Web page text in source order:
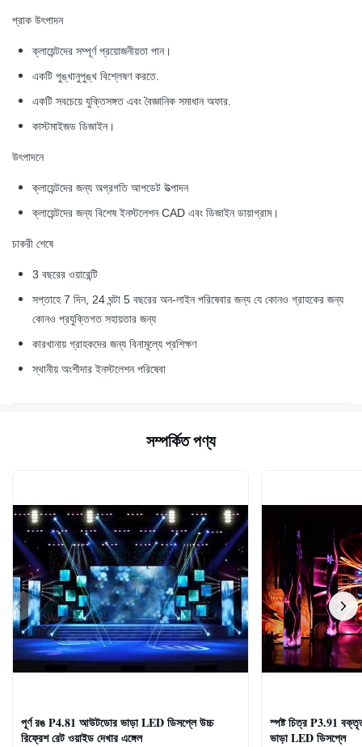
প্রাক উৎপাদন
ক্লায়েন্টদের সম্পূর্ণ প্রয়োজনীয়তা পান।
একটি পুঙ্খানুপুঙ্খ বিশ্লেষণ করতে.
একটি সবচেয়ে যুক্তিসঙ্গত এবং বৈজ্ঞানিক সমাধান অফার.
কাস্টমাইজড ডিজাইন।
উৎপাদনে
ক্লায়েন্টদের জন্য অগ্রগতি আপডেট উত্পাদন
ক্লায়েন্টদের জন্য বিশেষ ইনস্টলেশন CAD এবং ডিজাইন ডায়াগ্রাম।
চাকরী শেষে
3 বছরের ওয়ারেন্টি
সপ্তাহে 7 দিন, 24 ঘন্টা 5 বছরের অন-লাইন পরিষেবার জন্য যে কোনও গ্রাহকের জন্য
কোনও প্রযুক্তিগত সহায়তার জন্য
কারখানায় গ্রাহকদের জন্য বিনামূল্যে প্রশিক্ষণ
স্থানীয় অংশীদার ইনস্টলেশন পরিষেবা
সম্পর্কিত পণ্য
পূর্ণ রঙ P4.81 আউটডোর ভাড়া LED ডিসপ্লে উচ্চ
রিফ্রেশ রেট ওয়াইড দেখার এঙ্গেল
স্পষ্ট চিত্র P3.91
ভাড়া LED ডিসপ্লে